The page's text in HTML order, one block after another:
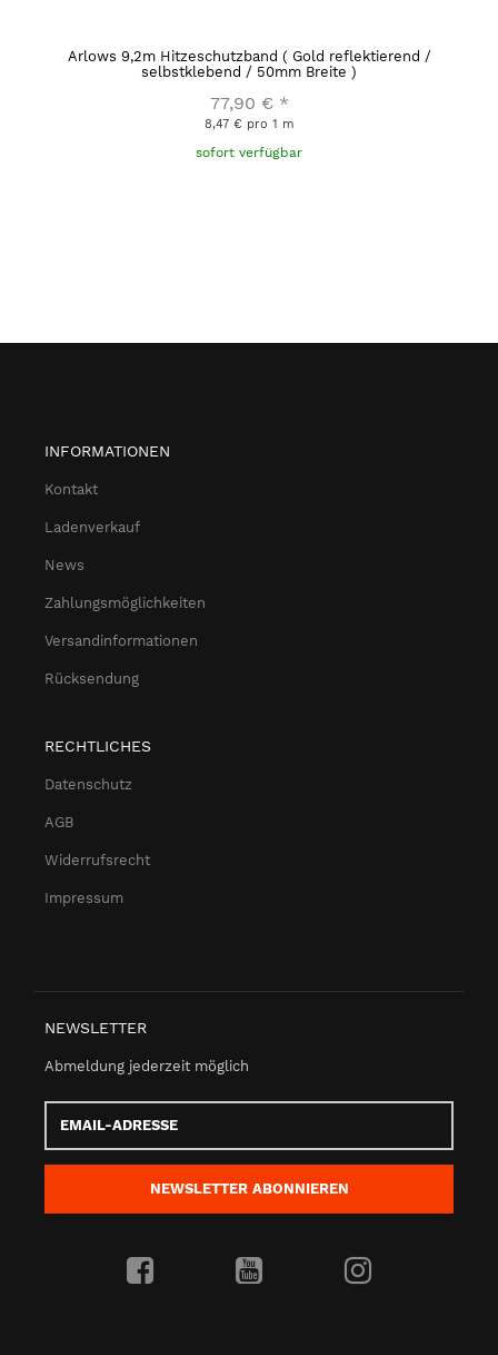
Arlows 9,2m Hitzeschutzband ( Gold reflektierend /
selbstklebend / 50mm Breite )
77,90 € *
8,47 € pro 1 m
sofort verfügbar
INFORMATIONEN
Kontakt
Ladenverkauf
News
Zahlungsmöglichkeiten
Versandinformationen
Rücksendung
RECHTLICHES
Datenschutz
AGB
Widerrufsrecht
Impressum
NEWSLETTER
Abmeldung jederzeit möglich
Adresse
NEWSLETTER ABONNIEREN